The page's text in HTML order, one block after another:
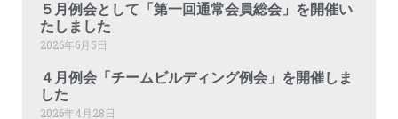
５月例会として「第一回通常会員総会」を開催い
たしました
2026年6月5日
４月例会「チームビルディング例会」を開催しま
した
2026年4月28日